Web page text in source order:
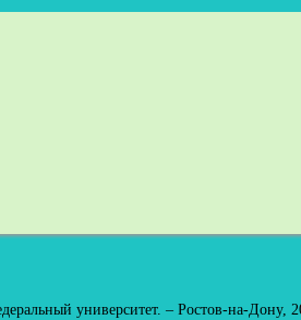
университет. – Ростов-на-Дону,